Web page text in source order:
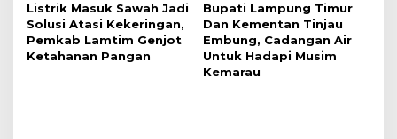
Listrik Masuk Sawah Jadi
Solusi Atasi Kekeringan,
Pemkab Lamtim Genjot
Ketahanan Pangan
Bupati Lampung Timur
Dan Kementan Tinjau
Embung, Cadangan Air
Untuk Hadapi Musim
Kemarau